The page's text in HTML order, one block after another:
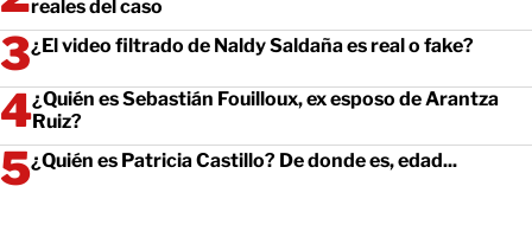
reales del caso
¿El video filtrado de Naldy Saldaña es real o fake?
¿Quién es Sebastián Fouilloux, ex esposo de Arantza
Ruiz?
¿Quién es Patricia Castillo? De donde es, edad...